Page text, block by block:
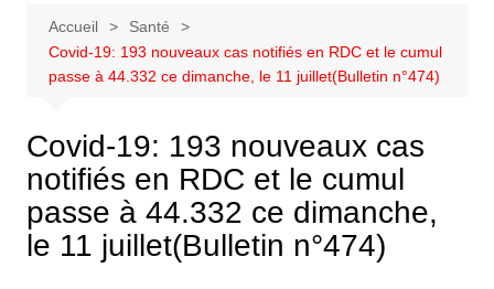
Accueil
Santé
Covid-19: 193 nouveaux cas notifiés en RDC et le cumul
passe à 44.332 ce dimanche, le 11 juillet(Bulletin n°474)
Covid-19: 193 nouveaux cas
notifiés en RDC et le cumul
passe à 44.332 ce dimanche,
le 11 juillet(Bulletin n°474)